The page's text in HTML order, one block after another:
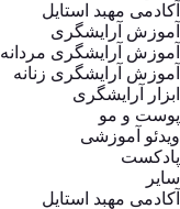
آکادمی مهبد استایل
آموزش آرایشگری
آموزش آرایشگری مردانه
آموزش آرایشگری زنانه
ابزار آرایشگری
پوست و مو
ویدئو آموزشی
پادکست
سایر
آکادمی مهبد استایل